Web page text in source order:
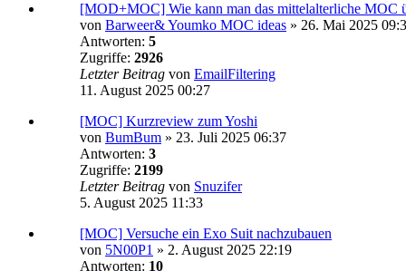
[MOD+MOC] Wie kann man das mittelalterliche MOC
von Barweer& Youmko MOC ideas » 26. Mai 2025
Antworten: 5
Zugriffe: 2926
Letzter Beitrag von EmailFiltering
11. August 2025 00:27
[MOC] Kurzreview zum Yoshi
von BumBum » 23. Juli 2025 06:37
Antworten: 3
Zugriffe: 2199
Letzter Beitrag von Snuzifer
5. August 2025 11:33
[MOC] Versuche ein Exo Suit nachzubauen
von 5N00P1 » 2. August 2025 22:19
Antworten: 10